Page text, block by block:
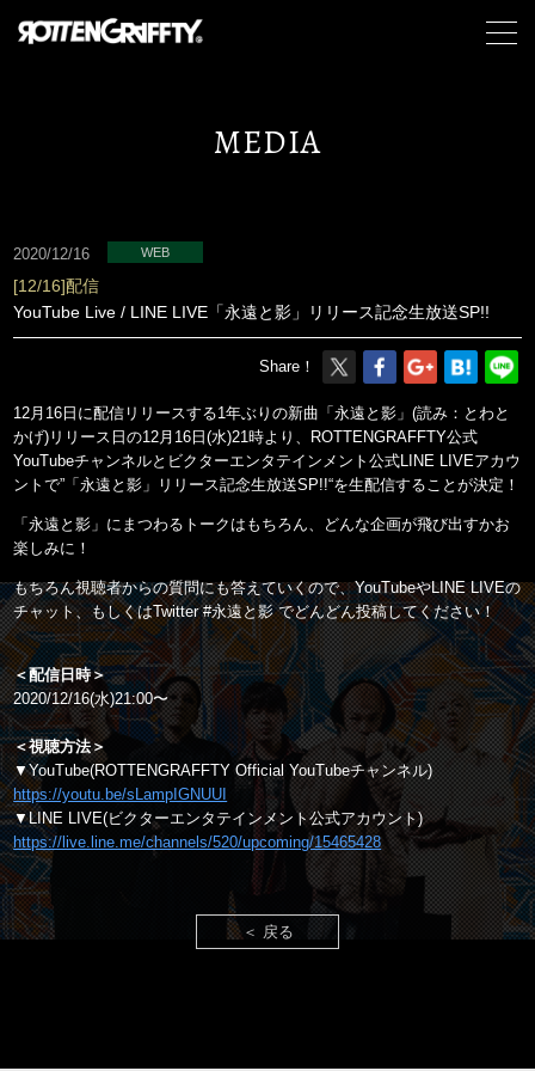
MEDIA
2020/12/16 WEB
[12/16]配信
YouTube Live / LINE LIVE「永遠と影」リリース記念生放送SP!!
Share！
12月16日に配信リリースする1年ぶりの新曲「永遠と影」(読み：とわと
かげ)リリース日の12月16日(水)21時より、ROTTENGRAFFTY公式
YouTubeチャンネルとビクターエンタテインメント公式LINE LIVEアカウ
ントで”「永遠と影」リリース記念生放送SP!!“を生配信することが決定！
「永遠と影」にまつわるトークはもちろん、どんな企画が飛び出すかお
楽しみに！
もちろん視聴者からの質問にも答えていくので、YouTubeやLINE LIVEの
チャット、もしくはTwitter #永遠と影 でどんどん投稿してください！
＜配信日時＞
2020/12/16(水)21:00〜
＜視聴方法＞
▼YouTube(ROTTENGRAFFTY Official YouTubeチャンネル)
https://youtu.be/sLampIGNUUI
▼LINE LIVE(ビクターエンタテインメント公式アカウント)
https://live.line.me/channels/520/upcoming/15465428
＜ 戻る